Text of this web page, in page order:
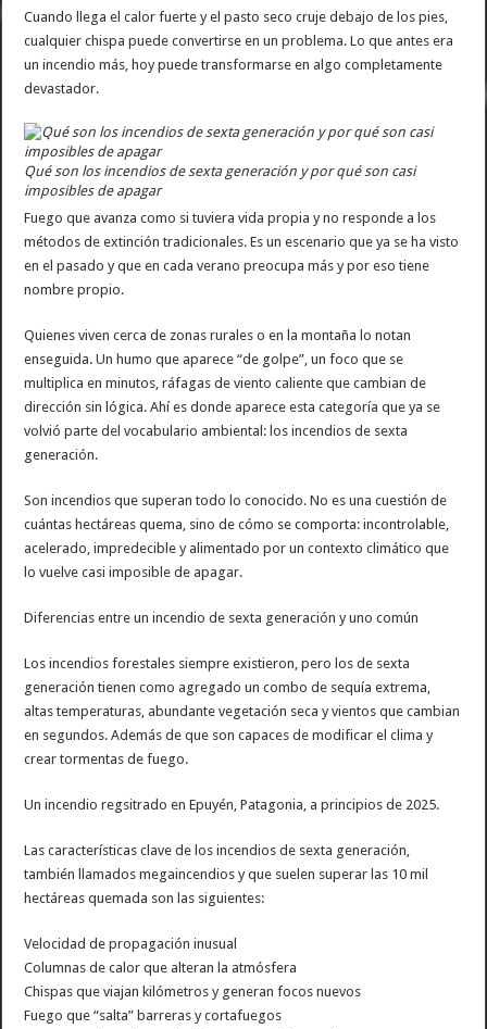
La contundente respuesta de Benegas Lynch a una senadora K que quiso
Cuando llega el calor fuerte y el pasto seco cruje debajo de los pies,
cualquier chispa puede convertirse en un problema. Lo que antes era
un incendio más, hoy puede transformarse en algo completamente
devastador.
Qué son los incendios de sexta generación y por qué son casi
imposibles de apagar
Fuego que avanza como si tuviera vida propia y no responde a los
métodos de extinción tradicionales. Es un escenario que ya se ha visto
en el pasado y que en cada verano preocupa más y por eso tiene
nombre propio.
Quienes viven cerca de zonas rurales o en la montaña lo notan
enseguida. Un humo que aparece “de golpe”, un foco que se
multiplica en minutos, ráfagas de viento caliente que cambian de
dirección sin lógica. Ahí es donde aparece esta categoría que ya se
volvió parte del vocabulario ambiental: los incendios de sexta
generación.
Son incendios que superan todo lo conocido. No es una cuestión de
cuántas hectáreas quema, sino de cómo se comporta: incontrolable,
acelerado, impredecible y alimentado por un contexto climático que
lo vuelve casi imposible de apagar.
Diferencias entre un incendio de sexta generación y uno común
Los incendios forestales siempre existieron, pero los de sexta
generación tienen como agregado un combo de sequía extrema,
altas temperaturas, abundante vegetación seca y vientos que cambian
en segundos. Además de que son capaces de modificar el clima y
crear tormentas de fuego.
Un incendio regsitrado en Epuyén, Patagonia, a principios de 2025.
Las características clave de los incendios de sexta generación,
también llamados megaincendios y que suelen superar las 10 mil
hectáreas quemada son las siguientes:
Velocidad de propagación inusual
Columnas de calor que alteran la atmósfera
Chispas que viajan kilómetros y generan focos nuevos
Fuego que “salta” barreras y cortafuegos